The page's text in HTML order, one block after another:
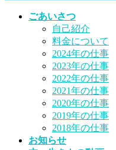
ごあいさつ
自己紹介
料金について
2024年の仕事
2023年の仕事
2022年の仕事
2021年の仕事
2020年の仕事
2019年の仕事
2018年の仕事
お知らせ